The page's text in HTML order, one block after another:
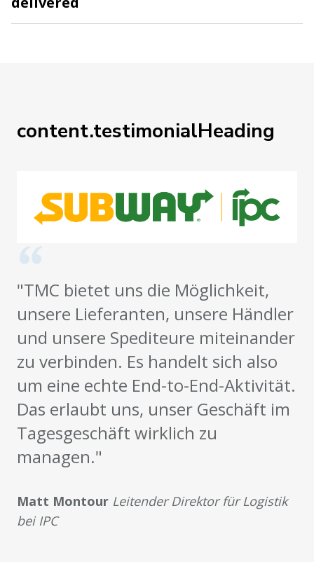
content.testimonialHeading
"TMC bietet uns die Möglichkeit,
unsere Lieferanten, unsere Händler
und unsere Spediteure miteinander
zu verbinden. Es handelt sich also
um eine echte End-to-End-Aktivität.
Das erlaubt uns, unser Geschäft im
Tagesgeschäft wirklich zu
managen."
Matt Montour Leitender Direktor für Logistik
bei IPC